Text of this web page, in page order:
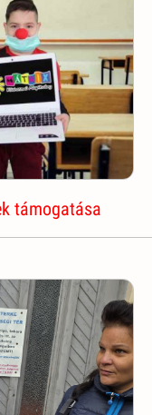
támogatása